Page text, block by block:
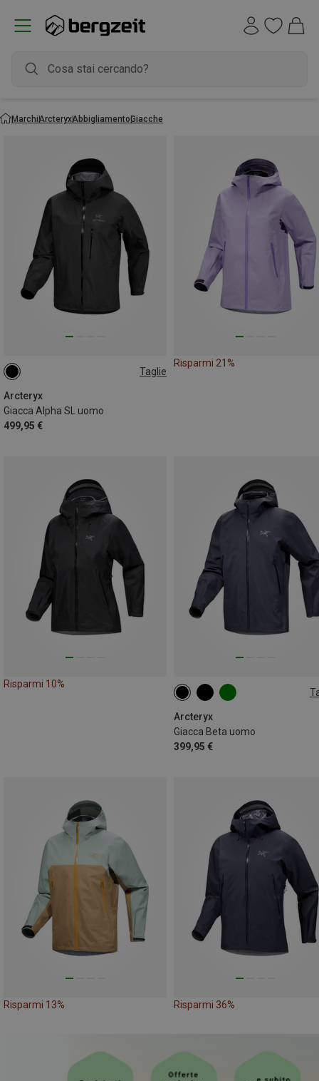
MarchiArcteryxAbbigliamentoGiacche
Taglie
Arcteryx
Giacca Alpha SL uomo
499,95 €
S
Risparmi 21%
Risparmi 10%
Arcteryx
Giacca Beta uomo
399,95 €
XL
Risparmi 13% Risparmi 36%